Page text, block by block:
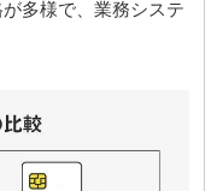
多様で、業務システ